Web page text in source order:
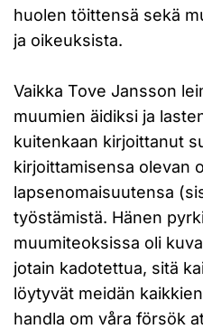
huolen töittensä sekä
ja oikeuksista.
Vaikka Tove Jansson
muumien äidiksi ja
kuitenkaan kirjoittanut
kirjoittamisensa olevan
lapsenomaisuutensa
työstämistä. Hänen
muumiteoksissa oli
jotain kadotettua, sitä
löytyvät meidän
handla om våra försök